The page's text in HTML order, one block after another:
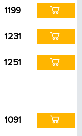
1199
1231
1251
1091